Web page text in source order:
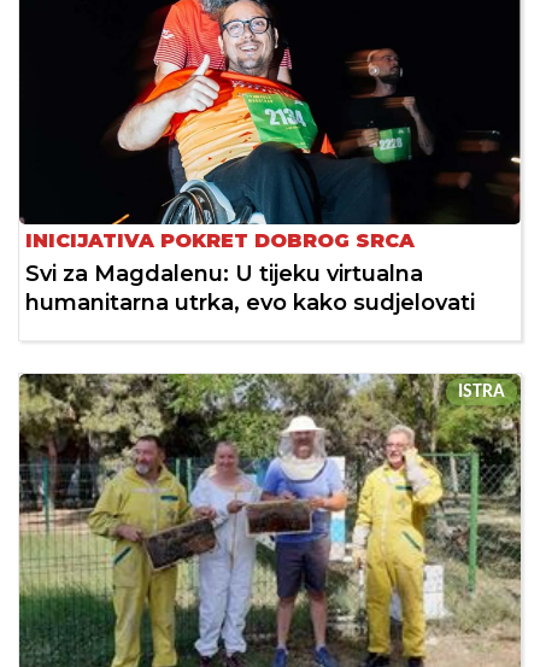
INICIJATIVA POKRET DOBROG SRCA
Svi za Magdalenu: U tijeku virtualna
humanitarna utrka, evo kako sudjelovati
ISTRA